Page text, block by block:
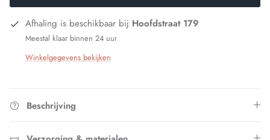
Afhaling is beschikbaar bij Hoofdstraat 179
Meestal klaar binnen 24 uur
Winkelgegevens bekijken
Beschrijving